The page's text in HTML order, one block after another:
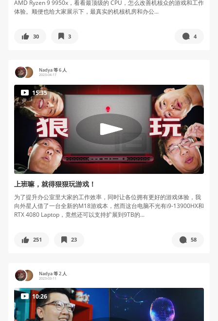
AMD Ryzen 9 9950x，看看最顶级的 CPU，怎么改善机核众的游戏和工作
体验。顺便也给大家展示下，最真实的机核机房和办公...
30 3 4
Nadya 等 6 人
2023-04-17
15:35
上班嘛，就得狠狠玩游戏！
为了提升办公室里大家的工作效率，同时让各位拥有更好的游戏体验，我
向外星人借了一台全新的M18游戏本，然而这台电脑不光有i9-13900HX和
RTX 4080 Laptop，竟然还可以支持扩展到9TB的...
251 23 58
Nadya 等 2 人
2023-03-11
10:26